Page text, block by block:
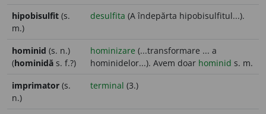
hipobisulfit (s.
m.)
desulfita (A îndepărta hipobisulfitul...).
hominid (s. n.)
(hominidă s. f.?)
hominizare (...transformare ... a
hominidelor...). Avem doar hominid s. m.
imprimator (s.
n.)
terminal (3.)